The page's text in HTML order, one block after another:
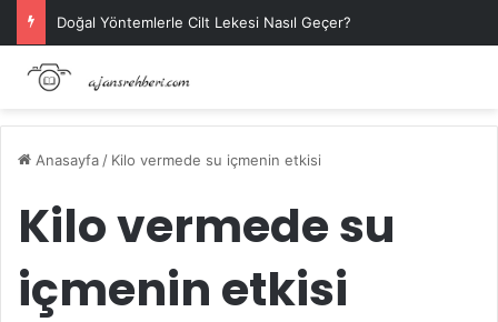
Doğal Yöntemlerle Cilt Lekesi Nasıl Geçer?
Anasayfa / Kilo vermede su içmenin etkisi
Kilo vermede su
içmenin etkisi